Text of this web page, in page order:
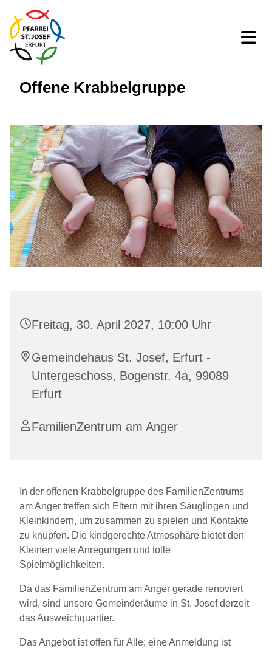
Offene Krabbelgruppe
Freitag, 30. April 2027, 10:00 Uhr
Gemeindehaus St. Josef, Erfurt -
Untergeschoss, Bogenstr. 4a, 99089
Erfurt
FamilienZentrum am Anger
In der offenen Krabbelgruppe des FamilienZentrums
am Anger treffen sich Eltern mit ihren Säuglingen und
Kleinkindern, um zusammen zu spielen und Kontakte
zu knüpfen. Die kindgerechte Atmosphäre bietet den
Kleinen viele Anregungen und tolle
Spielmöglichkeiten.
Da das FamilienZentrum am Anger gerade renoviert
wird, sind unsere Gemeinderäume in St. Josef derzeit
das Ausweichquartier.
Das Angebot ist offen für Alle; eine Anmeldung ist